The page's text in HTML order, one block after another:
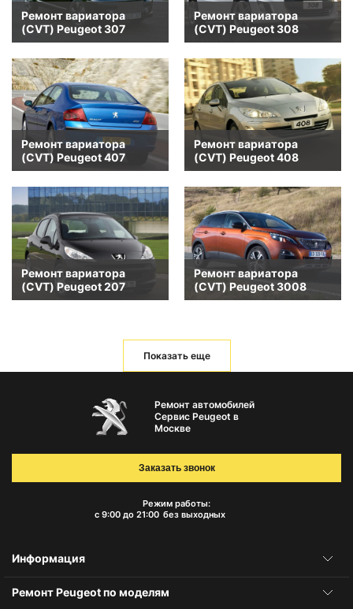
Ремонт вариатора
(CVT) Peugeot 307
Ремонт вариатора
(CVT) Peugeot 308
Ремонт вариатора
(CVT) Peugeot 407
Ремонт вариатора
(CVT) Peugeot 408
Ремонт вариатора
(CVT) Peugeot 207
Ремонт вариатора
(CVT) Peugeot 3008
Показать еще
Ремонт автомобилей
Сервис Peugeot в
Москве
Режим работы:
с 9:00 до 21:00 без выходных
Заказать звонок
Информация
Ремонт Peugeot по моделям